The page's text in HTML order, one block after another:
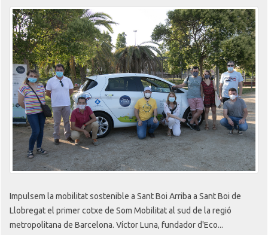
Impulsem la mobilitat sostenible a Sant Boi Arriba a Sant Boi de
Llobregat el primer cotxe de Som Mobilitat al sud de la regió
metropolitana de Barcelona. Víctor Luna, fundador d'Eco...